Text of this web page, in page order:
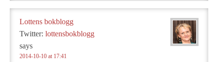
Lottens bokblogg
Twitter: lottensbokblogg
says
2014-10-10 at 17:41